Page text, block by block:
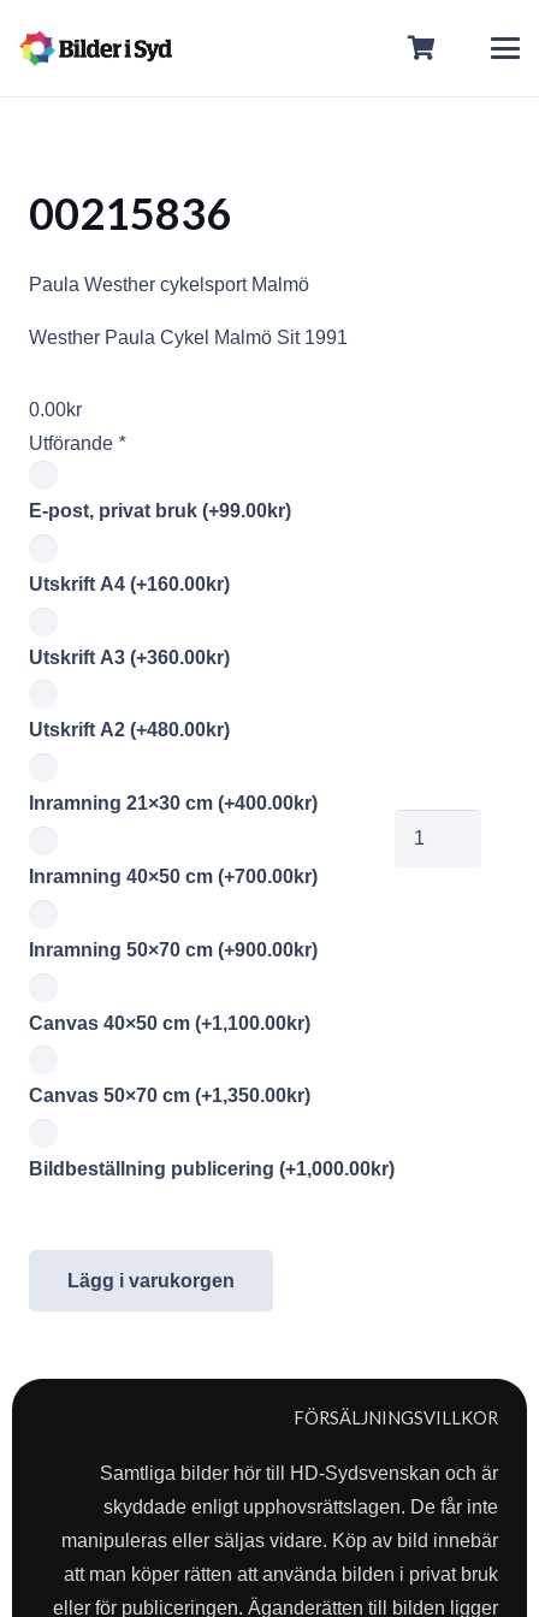
00215836
Paula Westher cykelsport Malmö
Westher Paula Cykel Malmö Sit 1991
0.00kr
Utförande *
E-post, privat bruk (+99.00kr)
Utskrift A4 (+160.00kr)
Utskrift A3 (+360.00kr)
Utskrift A2 (+480.00kr)
Inramning 21×30 cm (+400.00kr)
Inramning 40×50 cm (+700.00kr)
Inramning 50×70 cm (+900.00kr)
Canvas 40×50 cm (+1,100.00kr)
Canvas 50×70 cm (+1,350.00kr)
Bildbeställning publicering (+1,000.00kr)
Lägg i varukorgen
FÖRSÄLJNINGSVILLKOR
Samtliga bilder hör till HD-Sydsvenskan och är
skyddade enligt upphovsrättslagen. De får inte
manipuleras eller säljas vidare. Köp av bild innebär
att man köper rätten att använda bilden i privat bruk
eller för publiceringen. Äganderätten till bilden ligger